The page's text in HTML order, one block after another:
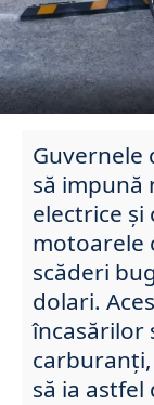
Guvernele
să impună
electrice
motoarele
scăderi
dolari.
încasărilor
să ia astfel